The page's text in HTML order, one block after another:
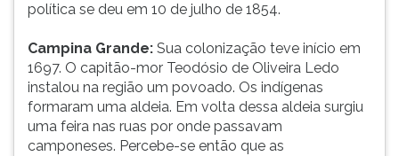
tecla
depois
Pressione
política se deu em 10 de julho de 1854.
Campina Grande: Sua colonização teve início em
1697. O capitão-mor Teodósio de Oliveira Ledo
instalou na região um povoado. Os indígenas
formaram uma aldeia. Em volta dessa aldeia surgiu
uma feira nas ruas por onde passavam
camponeses. Percebe-se então que as